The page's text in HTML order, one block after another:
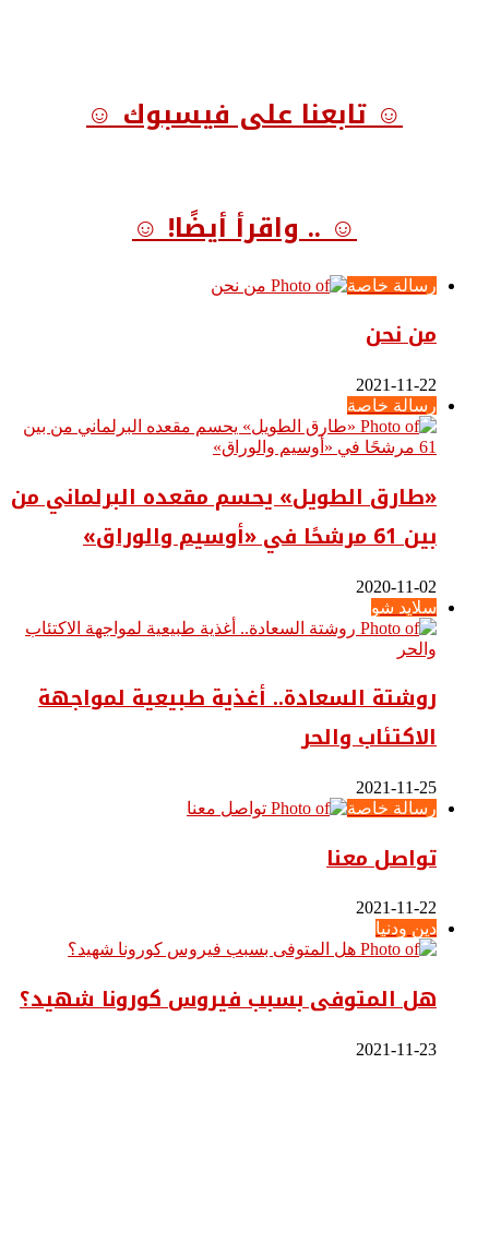
☺ تابعنا على فيسبوك ☺
☺ .. واقرأ أيضًا! ☺
رسالة خاصة
من نحن
2021-11-22
رسالة خاصة
«طارق الطويل» يحسم مقعده البرلماني من
بين 61 مرشحًا في «أوسيم والوراق»
2020-11-02
سلايد شو
روشتة السعادة.. أغذية طبيعية لمواجهة
الاكتئاب والحر
2021-11-25
رسالة خاصة
تواصل معنا
2021-11-22
دين ودنيا
هل المتوفى بسبب فيروس كورونا شهيد؟
2021-11-23